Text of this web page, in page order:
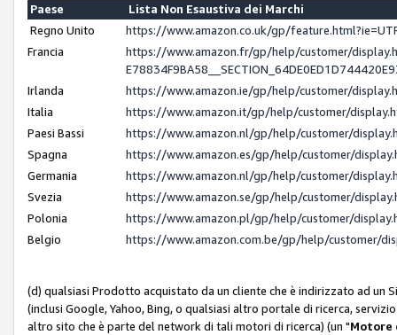
Paese
Lista Non Esaustiva dei Marchi
Regno Unito
https://www.amazon.co.uk/gp/
Francia
https://www.amazon.fr/gp/help/customer/
Irlanda
https://www.amazon.ie/gp/help/customer/
Italia
https://www.amazon.it/gp/help/customer/
Paesi Bassi
https://www.amazon.nl/gp/help/customer/
Spagna
https://www.amazon.es/gp/help/customer/
Germania
https://www.amazon.nl/gp/help/customer/
Svezia
https://www.amazon.se/gp/help/customer/
Polonia
https://www.amazon.pl/gp/help/customer/
Belgio
https://www.amazon.com.be/gp/help/customer/
(d) qualsiasi Prodotto acquistato da un cliente che è indirizzato ad un
(inclusi Google, Yahoo, Bing, o qualsiasi altro portale di ricerca,
altro sito che è parte del network di tali motori di ricerca) (un "Motore